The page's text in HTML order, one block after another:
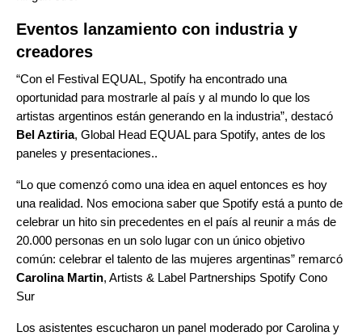
Eventos lanzamiento con industria y
creadores
“Con el Festival EQUAL, Spotify ha encontrado una
oportunidad para mostrarle al país y al mundo lo que los
artistas argentinos están generando en la industria”, destacó
Bel Aztiria, Global Head EQUAL para Spotify, antes de los
paneles y presentaciones..
“Lo que comenzó como una idea en aquel entonces es hoy
una realidad. Nos emociona saber que Spotify está a punto de
celebrar un hito sin precedentes en el país al reunir a más de
20.000 personas en un solo lugar con un único objetivo
común: celebrar el talento de las mujeres argentinas” remarcó
Carolina Martin, Artists & Label Partnerships Spotify Cono
Sur
Los asistentes escucharon un panel moderado por Carolina y